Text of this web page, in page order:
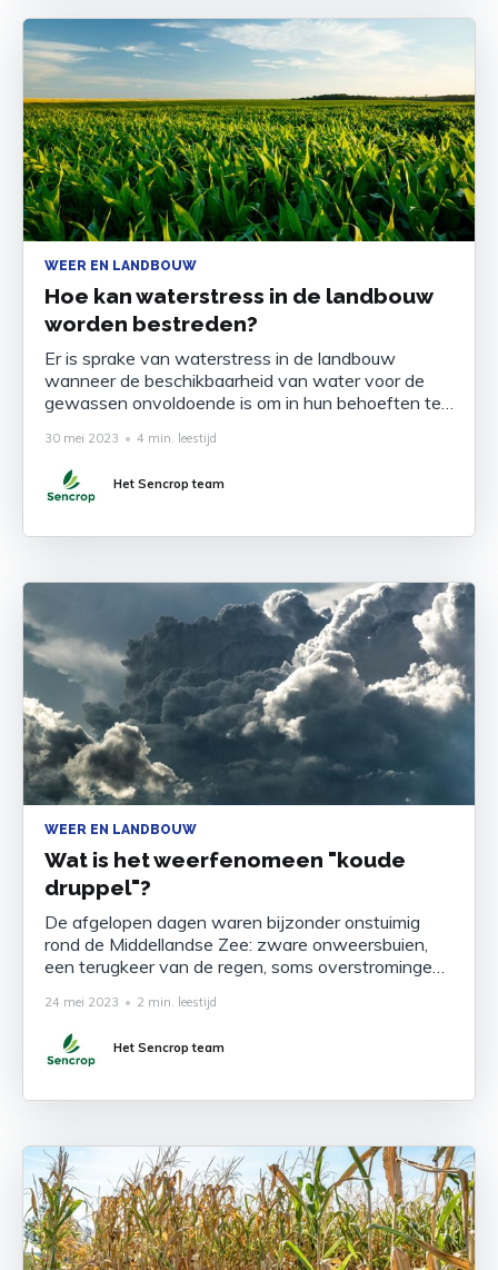
WEER EN LANDBOUW
Hoe kan waterstress in de landbouw
worden bestreden?
Er is sprake van waterstress in de landbouw
wanneer de beschikbaarheid van water voor de
gewassen onvoldoende is om in hun behoeften te
beschikbare hulpbronnen). Dit kan negatieve
gevolgen hebben voor hun groei en ontwikkeling.
Deze stress kan worden veroorzaakt door
30 mei 2023 • 4 min. leestijd
Het Sencrop team
WEER EN LANDBOUW
Wat is het weerfenomeen "koude
druppel"?
De afgelopen dagen waren bijzonder onstuimig
rond de Middellandse Zee: zware onweersbuien,
een terugkeer van de regen, soms overstromingen.
Italië terechtkwam. De koude druppel is een
meteorologisch verschijnsel dat goed bekend is bij
meteorologen en bijzonder nauwlettend in de
24 mei 2023 • 2 min. leestijd
Het Sencrop team